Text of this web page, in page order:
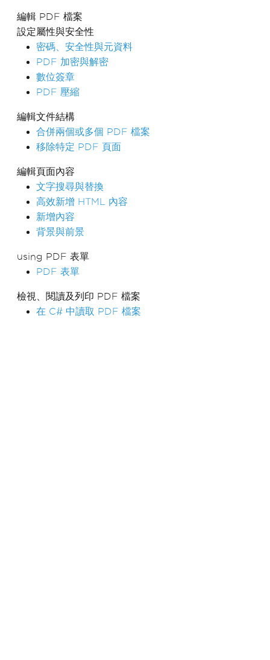
編輯 PDF 檔案
設定屬性與安全性
密碼、安全性與元資料
PDF 加密與解密
數位簽章
PDF 壓縮
編輯文件結構
合併兩個或多個 PDF 檔案
移除特定 PDF 頁面
編輯頁面內容
文字搜尋與替換
高效新增 HTML 內容
新增內容
背景與前景
using PDF 表單
PDF 表單
檢視、閱讀及列印 PDF 檔案
在 C# 中讀取 PDF 檔案